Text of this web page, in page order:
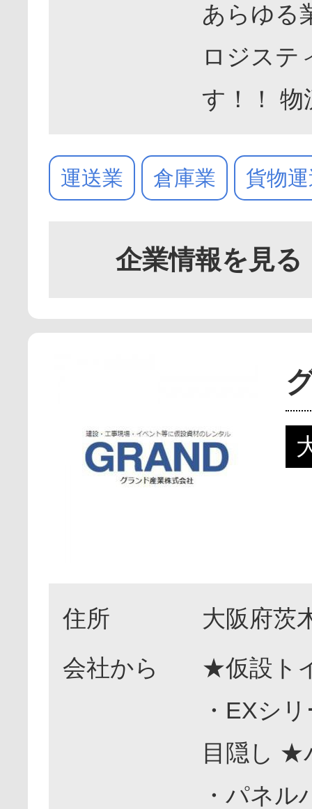
あらゆる
ロジステ
す！！
運送業 倉庫業 貨物
企業情報を見る
住所
大阪府茨
会社から
★仮設ト
・EXシ
目隠し ★
・パネ